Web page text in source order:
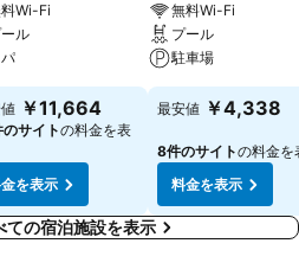
Wi-Fi
ル
￥11,664
サイトの料金を表
を表示
無料Wi-Fi
プール
駐車場
最安値 ￥4,338
8件のサイトの料金を
料金を表示
ての宿泊施設を表示